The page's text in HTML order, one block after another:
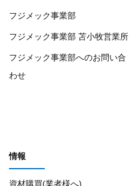
フジメック事業部
フジメック事業部 苫小牧営業所
フジメック事業部へのお問い合
わせ
情報
資材購買(業者様へ)